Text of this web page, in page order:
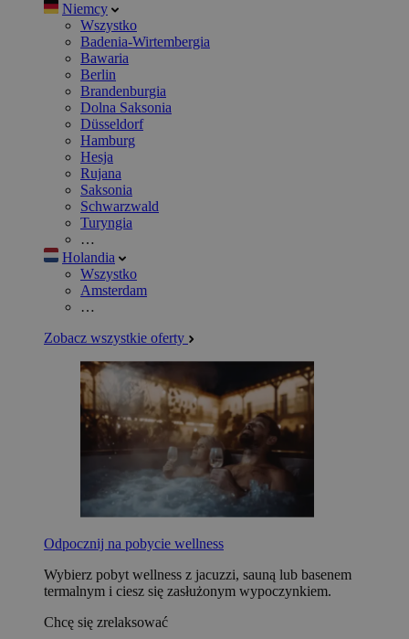
Niemcy
Wszystko
Badenia-Wirtembergia
Bawaria
Berlin
Brandenburgia
Dolna Saksonia
Düsseldorf
Hamburg
Hesja
Rujana
Saksonia
Schwarzwald
Turyngia
…
Holandia
Wszystko
Amsterdam
…
Zobacz wszystkie oferty
Odpocznij na pobycie wellness
Wybierz pobyt wellness z jacuzzi, sauną lub basenem
termalnym i ciesz się zasłużonym wypoczynkiem.
Chcę się zrelaksować